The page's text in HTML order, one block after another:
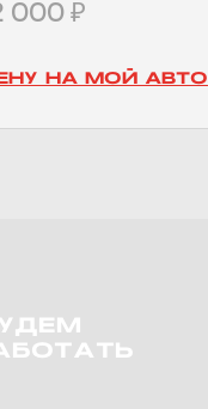
000 ₽
НА МОЙ АВТО